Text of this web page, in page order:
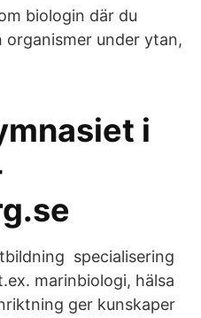
biologin där du
under ytan,
i
specialisering
marinbiologi, hälsa
ger kunskaper